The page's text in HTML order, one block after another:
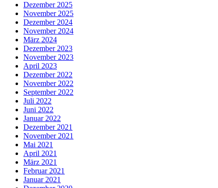
Dezember 2025
November 2025
Dezember 2024
November 2024
März 2024
Dezember 2023
November 2023
April 2023
Dezember 2022
November 2022
September 2022
Juli 2022
Juni 2022
Januar 2022
Dezember 2021
November 2021
Mai 2021
April 2021
März 2021
Februar 2021
Januar 2021